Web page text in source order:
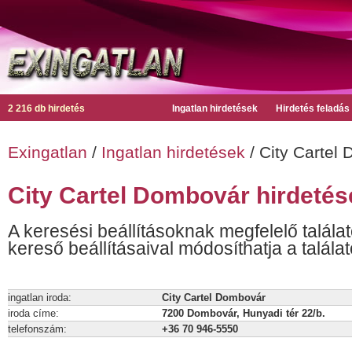
2 216 db hirdetés Ingatlan hirdetések Hirdetés feladás
Exingatlan / Ingatlan hirdetések / City Cartel
City Cartel Dombovár
A keresési beállításoknak megfelelő
kereső beállításaival módosíthatja a
ingatlan iroda:
City Cartel Dombovár
iroda címe:
7200 Dombovár, Hunyadi tér 22/b.
telefonszám:
+36 70 946-5550